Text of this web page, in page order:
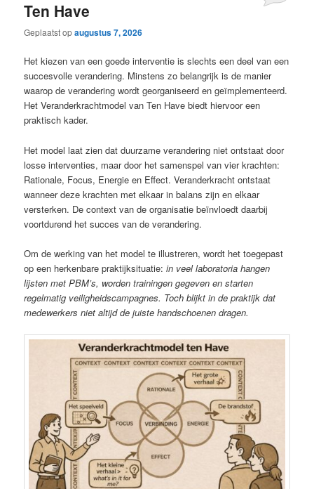
Ten Have
Geplaatst opaugustus 7, 2026
Het kiezen van een goede interventie is slechts een deel van een
succesvolle verandering. Minstens zo belangrijk is de manier
waarop de verandering wordt georganiseerd en geïmplementeerd.
Het Veranderkrachtmodel van Ten Have biedt hiervoor een
praktisch kader.
Het model laat zien dat duurzame verandering niet ontstaat door
losse interventies, maar door het samenspel van vier krachten:
Rationale, Focus, Energie en Effect. Veranderkracht ontstaat
wanneer deze krachten met elkaar in balans zijn en elkaar
versterken. De context van de organisatie beïnvloedt daarbij
voortdurend het succes van de verandering.
Om de werking van het model te illustreren, wordt het toegepast
op een herkenbare praktijksituatie:in veel laboratoria hangen
lijsten met PBM’s, worden trainingen gegeven en starten
regelmatig veiligheidscampagnes. Toch blijkt in de praktijk dat
medewerkers niet altijd de juiste handschoenen dragen.